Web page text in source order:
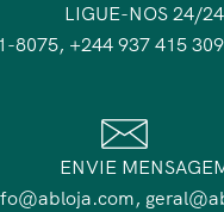
LIGUE-NOS 24/24
8075, +244 937 415
ENVIE